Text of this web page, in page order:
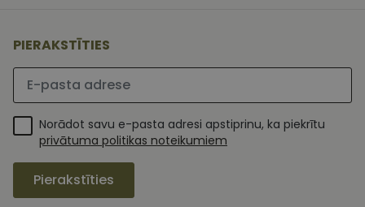
PIERAKSTĪTIES
Lūdzu ievadiet e-pasta adresi
Norādot savu e-pasta adresi apstiprinu, ka piekrītu
privātuma politikas noteikumiem
Pierakstīties
MR